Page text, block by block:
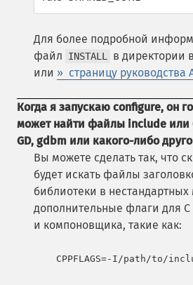
Для более подробной
файл
INSTALL
в директории
или » страницу руководства
Когда я запускаю configure, он
может найти файлы include или
GD, gdbm или какого-либо
Вы можете сделать так, что
будет искать файлы
библиотеки в нестандартных
дополнительные флаги для С
и компоновщика, такие как: